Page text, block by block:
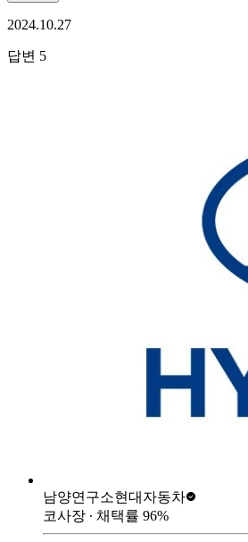
2024.10.27
답변 5
남양연구소현대자동차
코사장 ∙ 채택률 96%